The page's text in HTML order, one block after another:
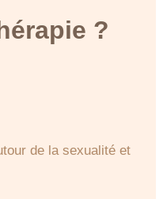
?
de la sexualité et